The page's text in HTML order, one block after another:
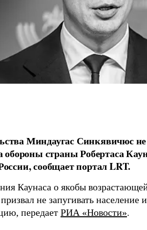
Миндаугас Синкявичюс не
страны Робертаса
сообщает портал LRT.
Каунаса о якобы
не запугивать население
передает РИА «Новости».